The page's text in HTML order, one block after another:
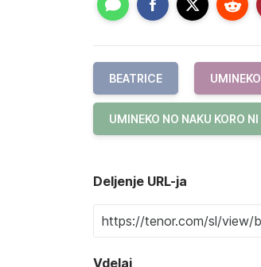
BEATRICE UMINEKO
UMINEKO NO NAKU KORO NI
Deljenje URL-ja
Vdelaj